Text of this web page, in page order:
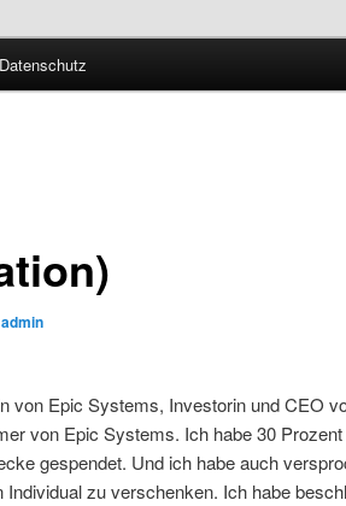
Technologie
Datenschutz
admin
von Epic Systems, Investorin und CEO
von Epic Systems. Ich habe 30
gespendet. Und ich habe auch
zu verschenken. Ich habe